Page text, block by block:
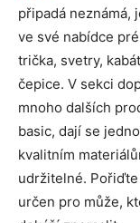
připadá neznámá,
ve své nabídce
trička, svetry,
čepice. V sekci
mnoho dalších
basic, dají se
kvalitním
udržitelné.
určen pro může,